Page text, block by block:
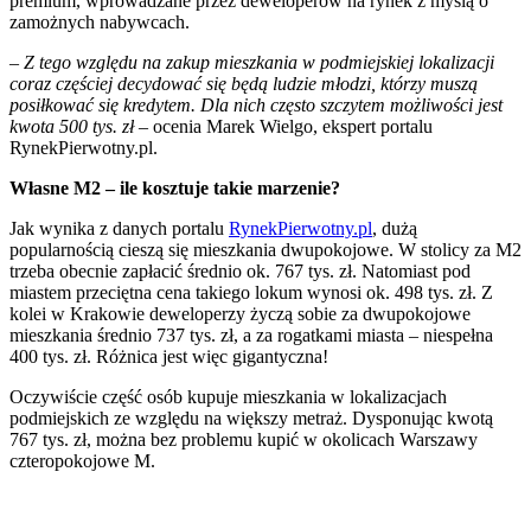
zamożnych nabywcach.
– Z tego względu na zakup mieszkania w podmiejskiej lokalizacji
coraz częściej decydować się będą ludzie młodzi, którzy muszą
posiłkować się kredytem. Dla nich często szczytem możliwości jest
kwota 500 tys. zł– ocenia Marek Wielgo, ekspert portalu
RynekPierwotny.pl.
Własne M2 – ile kosztuje takie marzenie?
Jak wynika z danych portalu RynekPierwotny.pl, dużą
popularnością cieszą się mieszkania dwupokojowe. W stolicy za M2
trzeba obecnie zapłacić średnio ok. 767 tys. zł. Natomiast pod
miastem przeciętna cena takiego lokum wynosi ok. 498 tys. zł. Z
kolei w Krakowie deweloperzy życzą sobie za dwupokojowe
mieszkania średnio 737 tys. zł, a za rogatkami miasta – niespełna
400 tys. zł. Różnica jest więc gigantyczna!
Oczywiście część osób kupuje mieszkania w lokalizacjach
podmiejskich ze względu na większy metraż. Dysponując kwotą
767 tys. zł, można bez problemu kupić w okolicach Warszawy
czteropokojowe M.